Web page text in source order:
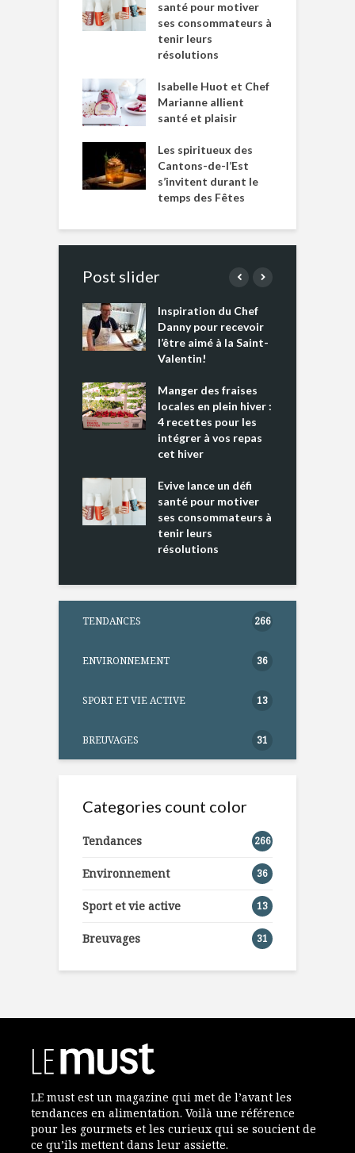
santé pour motiver
ses consommateurs à
tenir leurs
résolutions
Isabelle Huot et Chef
Marianne allient
santé et plaisir
Les spiritueux des
Cantons-de-l’Est
s’invitent durant le
temps des Fêtes
Post slider
Inspiration du Chef
Danny pour recevoir
l’être aimé à la Saint-
Valentin!
Manger des fraises
locales en plein hiver :
4 recettes pour les
intégrer à vos repas
cet hiver
Evive lance un défi
santé pour motiver
ses consommateurs à
tenir leurs
résolutions
TENDANCES 266
ENVIRONNEMENT 36
SPORT ET VIE ACTIVE 13
BREUVAGES 31
Categories count color
Tendances 266
Environnement 36
Sport et vie active 13
Breuvages 31
LE must est un magazine qui met de l’avant les
tendances en alimentation. Voilà une référence
pour les gourmets et les curieux qui se soucient de
ce qu’ils mettent dans leur assiette.